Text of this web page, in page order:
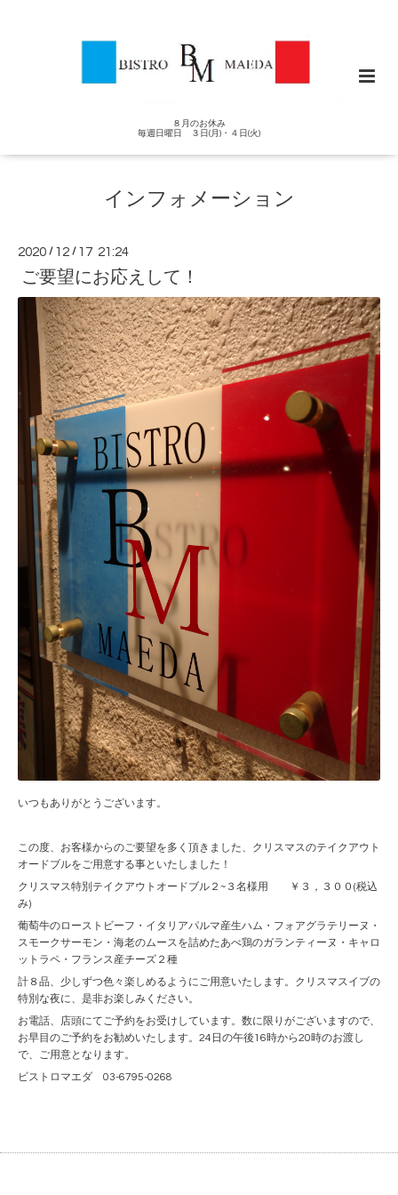
８月のお休み
毎週日曜日 ３日(月)・４日(火)
インフォメーション
2020 / 12 / 17 21:24
ご要望にお応えして！
いつもありがとうございます。
この度、お客様からのご要望を多く頂きました、クリスマスのテイクアウト
オードブルをご用意する事といたしました！
クリスマス特別テイクアウトオードブル２~３名様用 ￥３，３００(税込
み)
葡萄牛のローストビーフ・イタリアパルマ産生ハム・フォアグラテリーヌ・
スモークサーモン・海老のムースを詰めたあべ鶏のガランティーヌ・キャロ
ットラペ・フランス産チーズ２種
計８品、少しずつ色々楽しめるようにご用意いたします。クリスマスイブの
特別な夜に、是非お楽しみください。
お電話、店頭にてご予約をお受けしています。数に限りがございますので、
お早目のご予約をお勧めいたします。24日の午後16時から20時のお渡し
で、ご用意となります。
ビストロマエダ 03-6795-0268